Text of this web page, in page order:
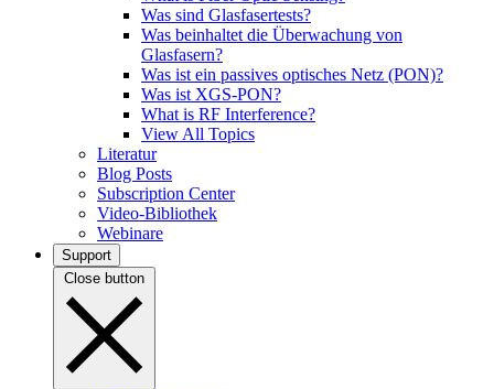
Was sind Glasfasertests?
Was beinhaltet die Überwachung von
Glasfasern?
Was ist ein passives optisches Netz (PON)?
Was ist XGS-PON?
What is RF Interference?
View All Topics
Literatur
Blog Posts
Subscription Center
Video-Bibliothek
Webinare
Support
Close button